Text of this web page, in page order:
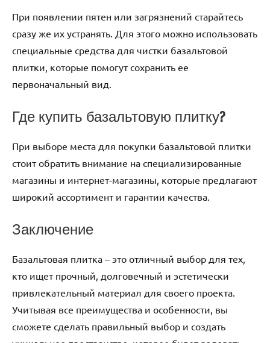
При появлении пятен или загрязнений старайтесь
сразу же их устранять. Для этого можно использовать
специальные средства для чистки базальтовой
плитки, которые помогут сохранить ее
первоначальный вид.
Где купить базальтовую плитку?
При выборе места для покупки базальтовой плитки
стоит обратить внимание на специализированные
магазины и интернет-магазины, которые предлагают
широкий ассортимент и гарантии качества.
Заключение
Базальтовая плитка – это отличный выбор для тех,
кто ищет прочный, долговечный и эстетически
привлекательный материал для своего проекта.
Учитывая все преимущества и особенности, вы
сможете сделать правильный выбор и создать